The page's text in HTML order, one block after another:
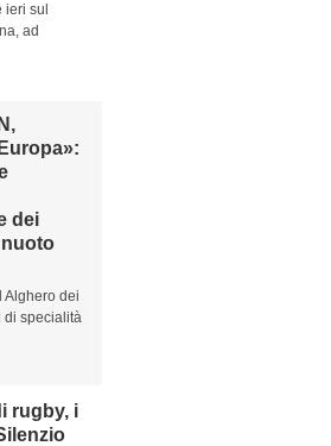
ieri sul
ad
dei
Alghero dei
di specialità
rugby, i